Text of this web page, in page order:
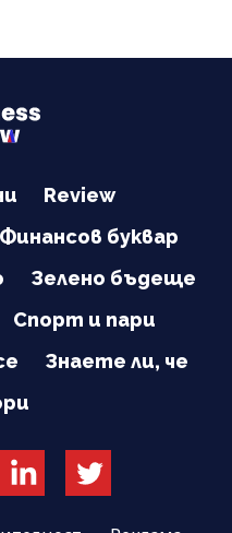
Review
Финансов буквар
Зелено бъдеще
Спорт и пари
Знаете ли, че